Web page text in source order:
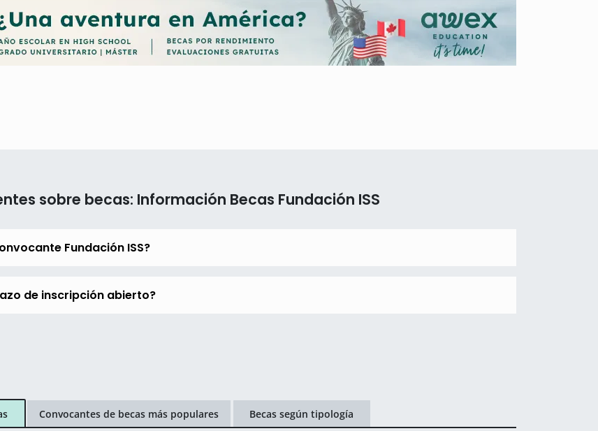
sobre becas: Información Becas Fundación ISS
Fundación ISS?
de inscripción abierto?
Convocantes de becas más populares Becas según tipología